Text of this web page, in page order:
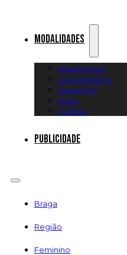
Modalidades
Artes Marciais
Automobilismo
Canoagem
Futsal
Diversos
Publicidade
Braga
Região
Feminino